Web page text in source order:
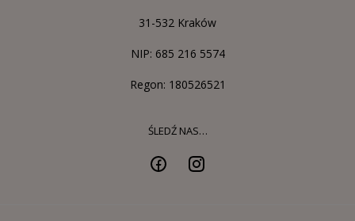
31-532 Kraków
NIP: 685 216 5574
Regon: 180526521
ŚLEDŹ NAS…